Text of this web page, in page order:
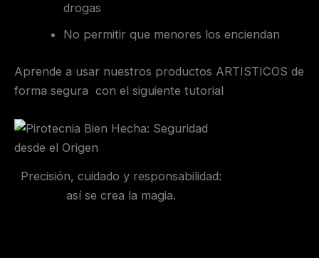
drogas
No permitir que menores los enciendan
Aprende a usar nuestros productos ARTISTICOS de
forma segura con el siguiente tutorial
Precisión, cuidado y responsabilidad:
así se crea la magia.